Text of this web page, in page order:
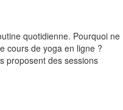
quotidienne. Pourquoi ne
cours de yoga en ligne ?
proposent des sessions